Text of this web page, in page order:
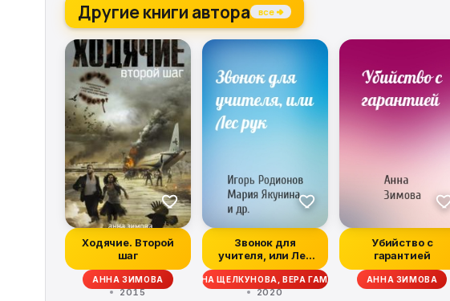
Другие книги автора все →
Ходячие. Второй
шаг
АННА ЗИМОВА
2015
Звонок для
учителя, или Лес
рук
АНАСТАСИЯ БЕЗЛЮДНАЯ, СВЕТЛАНА ЩЕЛКУНОВА, ВЕРА ГАМАЮН, НИКОЛАЙ
2020
Убийство с
гарантией
АННА ЗИМОВА